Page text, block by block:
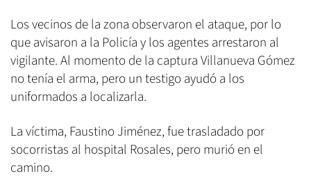
Los vecinos de la zona observaron el ataque, por lo
que avisaron a la Policía y los agentes arrestaron al
vigilante. Al momento de la captura Villanueva Gómez
no tenía el arma, pero un testigo ayudó a los
uniformados a localizarla.
La víctima, Faustino Jiménez, fue trasladado por
socorristas al hospital Rosales, pero murió en el
camino.